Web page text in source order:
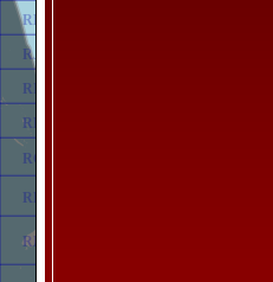
RE
RF
RG
RH
RI
RJ
RK